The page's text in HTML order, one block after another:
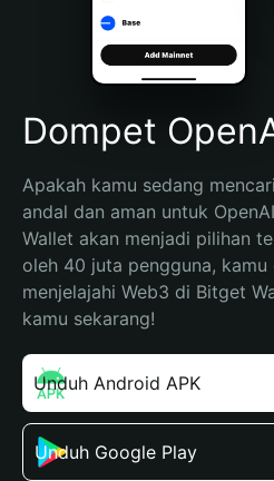
Português (Brasil)
Español (Argentina)
Dompet
Apakah kamu sedang
andal dan aman untuk
Wallet akan menjadi pilihan
oleh 40 juta pengguna,
menjelajahi Web3 di Bitget
kamu sekarang!
Unduh Android APK
Unduh Google Play